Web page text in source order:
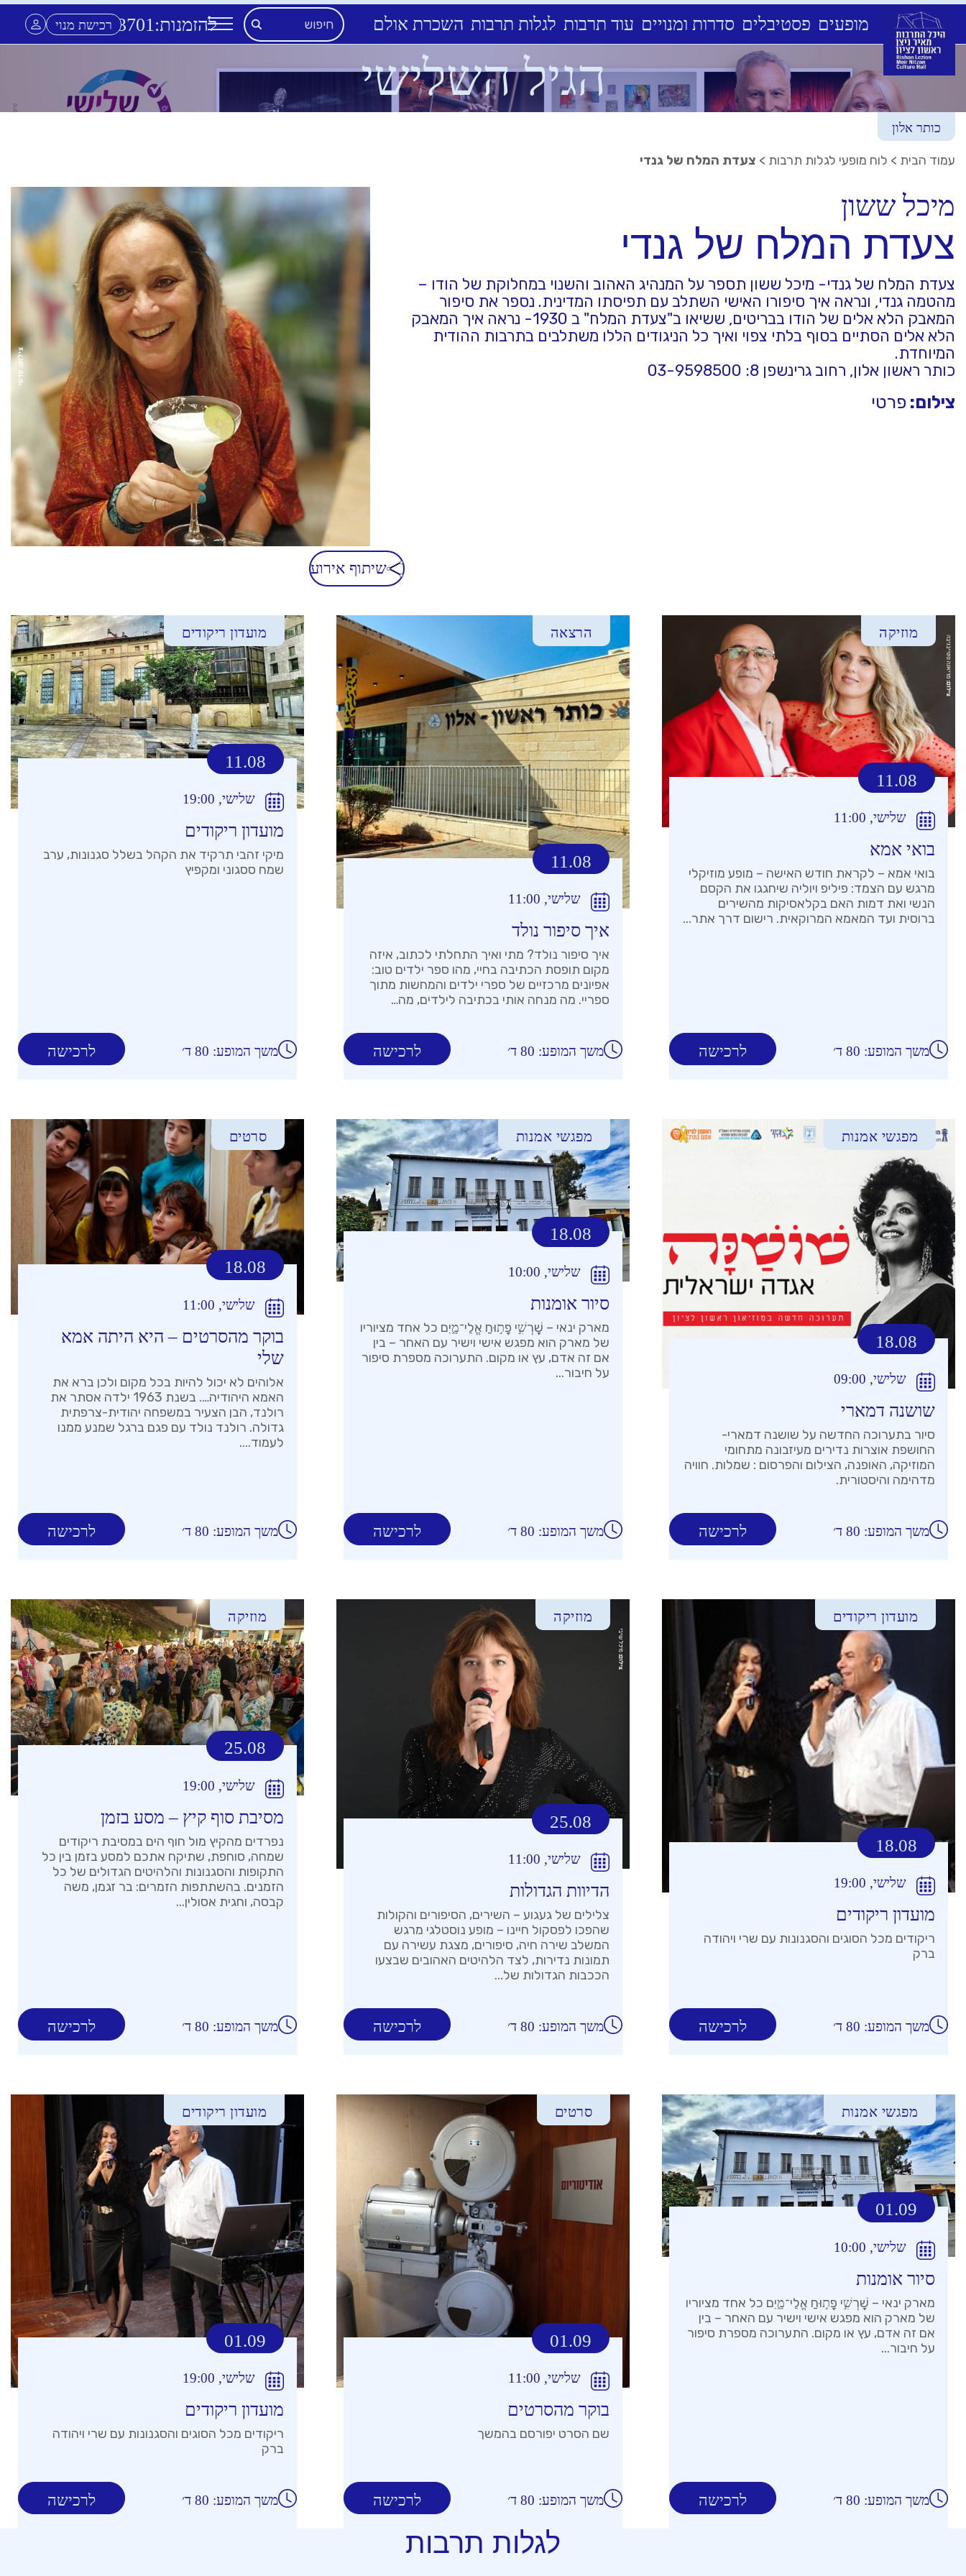
מופעים פסטיבלים סדרות ומנויים עוד תרבות לגלות תרבות השכרת אולם להזמנות: *3701 רכישת מנוי
הגיל השלישי
כותר אלון
עמוד הבית > לוח מופעי לגלות תרבות > צעדת המלח של גנדי
מיכל ששון
צעדת המלח של גנדי
צעדת המלח של גנדי- מיכל ששון תספר על המנהיג האהוב והשנוי במחלוקת של הודו –
מהטמה גנדי, ונראה איך סיפורו האישי השתלב עם תפיסתו המדינית. נספר את סיפור
המאבק הלא אלים של הודו בבריטים, ששיאו ב"צעדת המלח" ב 1930- נראה איך המאבק
הלא אלים הסתיים בסוף בלתי צפוי ואיך כל הניגודים הללו משתלבים בתרבות ההודית
המיוחדת.
כותר ראשון אלון, רחוב גרינשפן 8: 03-9598500
צילום: פרטי
שיתוף אירוע
מוזיקה
11.08
שלישי, 11:00
בואי אמא
בואי אמא – לקראת חודש האישה – מופע מוזיקלי
מרגש עם הצמד: פיליפ ויוליה שיחגגו את הקסם
הנשי ואת דמות האם בקלאסיקות מהשירים
ברוסית ועד המאמא המרוקאית. רישום דרך אתר...
לרכישה משך המופע: 80 ד׳
הרצאה
11.08
שלישי, 11:00
איך סיפור נולד
איך סיפור נולד? מתי ואיך התחלתי לכתוב, איזה
מקום תופסת הכתיבה בחיי, מהו ספר ילדים טוב:
אפיונים מרכזיים של ספרי ילדים והמחשות מתוך
ספריי. מה מנחה אותי בכתיבה לילדים, מה…
לרכישה משך המופע: 80 ד׳
מועדון ריקודים
11.08
שלישי, 19:00
מועדון ריקודים
מיקי זהבי תרקיד את הקהל בשלל סגנונות, ערב
שמח ססגוני ומקפיץ
לרכישה משך המופע: 80 ד׳
מפגשי אמנות
18.08
שלישי, 09:00
שושנה דמארי
סיור בתערוכה החדשה על שושנה דמארי-
החושפת אוצרות נדירים מעיזבונה מתחומי
המוזיקה, האופנה, הצילום והפרסום : שמלות. חוויה
מדהימה והיסטורית.
לרכישה משך המופע: 80 ד׳
מפגשי אמנות
18.08
שלישי, 10:00
סיור אומנות
מארק ינאי – שׇׁרְשִׁ֣י פָת֣וּחַ אֱלֵי־מָ֑יִם כל אחד מציוריו
של מארק הוא מפגש אישי וישיר עם האחר – בין
אם זה אדם, עץ או מקום. התערוכה מספרת סיפור
על חיבור...
לרכישה משך המופע: 80 ד׳
סרטים
18.08
שלישי, 11:00
בוקר מהסרטים – היא היתה אמא
שלי
אלוהים לא יכול להיות בכל מקום ולכן ברא את
האמא היהודיה…. בשנת 1963 ילדה אסתר את
רולנד, הבן הצעיר במשפחה יהודית-צרפתית
גדולה. רולנד נולד עם פגם ברגל שמנע ממנו
לעמוד....
לרכישה משך המופע: 80 ד׳
מועדון ריקודים
18.08
שלישי, 19:00
מועדון ריקודים
ריקודים מכל הסוגים והסגנונות עם שרי ויהודה
ברק
לרכישה משך המופע: 80 ד׳
מוזיקה
25.08
שלישי, 11:00
הדיוות הגדולות
צלילים של געגוע – השירים, הסיפורים והקולות
שהפכו לפסקול חיינו – מופע נוסטלגי מרגש
המשלב שירה חיה, סיפורים, מצגת עשירה עם
תמונות נדירות, לצד הלהיטים האהובים שבצעו
הככבות הגדולות של...
לרכישה משך המופע: 80 ד׳
מוזיקה
25.08
שלישי, 19:00
מסיבת סוף קיץ – מסע בזמן
נפרדים מהקיץ מול חוף הים במסיבת ריקודים
שמחה, סוחפת, שתיקח אתכם למסע בזמן בין כל
התקופות והסגנונות והלהיטים הגדולים של כל
הזמנים. בהשתתפות הזמרים: בר זגמן, משה
קבסה, וחגית אסולין...
לרכישה משך המופע: 80 ד׳
מפגשי אמנות
01.09
שלישי, 10:00
סיור אומנות
מארק ינאי – שׇׁרְשִׁ֣י פָת֣וּחַ אֱלֵי־מָ֑יִם כל אחד מציוריו
של מארק הוא מפגש אישי וישיר עם האחר – בין
אם זה אדם, עץ או מקום. התערוכה מספרת סיפור
על חיבור...
לרכישה משך המופע: 80 ד׳
סרטים
01.09
שלישי, 11:00
בוקר מהסרטים
שם הסרט יפורסם בהמשך
לרכישה משך המופע: 80 ד׳
מועדון ריקודים
01.09
שלישי, 19:00
מועדון ריקודים
ריקודים מכל הסוגים והסגנונות עם שרי ויהודה
ברק
לרכישה משך המופע: 80 ד׳
לגלות תרבות